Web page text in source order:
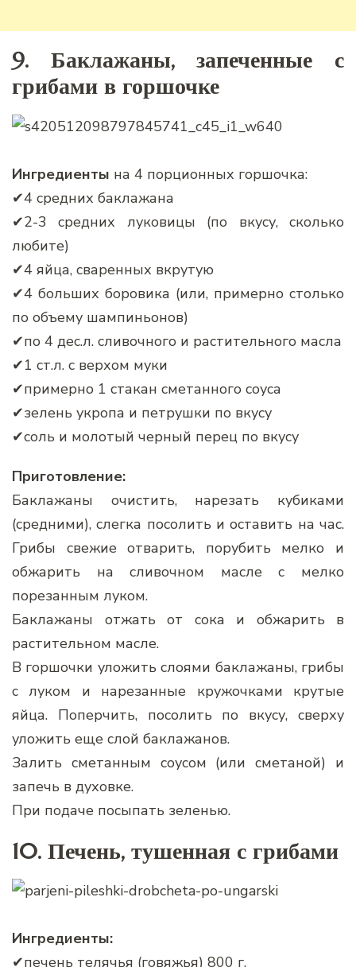
9. Баклажаны, запеченные с
грибами в горшочке
Ингредиенты на 4 порционных горшочка:
✔4 средних баклажана
✔2-3 средних луковицы (по вкусу, сколько
любите)
✔4 яйца, сваренных вкрутую
✔4 больших боровика (или, примерно столько
по объему шампиньонов)
✔по 4 дес.л. сливочного и растительного масла
✔1 ст.л. с верхом муки
✔примерно 1 стакан сметанного соуса
✔зелень укропа и петрушки по вкусу
✔соль и молотый черный перец по вкусу
Приготовление:
Баклажаны очистить, нарезать кубиками
(средними), слегка посолить и оставить на час.
Грибы свежие отварить, порубить мелко и
обжарить на сливочном масле с мелко
порезанным луком.
Баклажаны отжать от сока и обжарить в
растительном масле.
В горшочки уложить слоями баклажаны, грибы
с луком и нарезанные кружочками крутые
яйца. Поперчить, посолить по вкусу, сверху
уложить еще слой баклажанов.
Залить сметанным соусом (или сметаной) и
запечь в духовке.
При подаче посыпать зеленью.
10. Печень, тушенная с грибами
Ингредиенты:
✔печень телячья (говяжья) 800 г,